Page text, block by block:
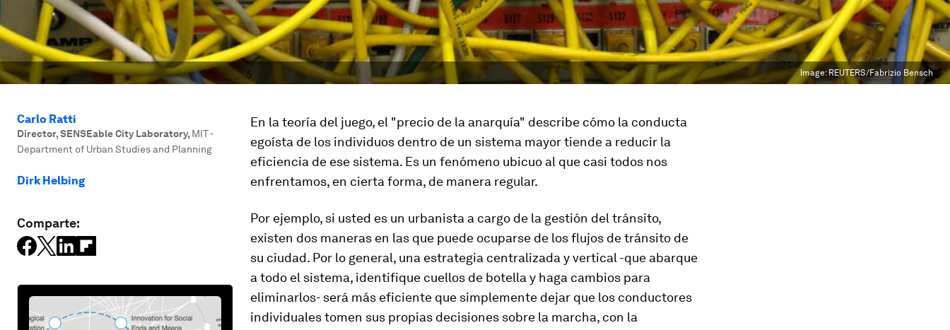
Image:REUTERS/Fabrizio Bensch
Carlo Ratti
Director, SENSEable City Laboratory, MIT -
Department of Urban Studies and Planning
Dirk Helbing
Comparte:
En la teoría del juego, el "precio de la anarquía" describe cómo la conducta
egoísta de los individuos dentro de un sistema mayor tiende a reducir la
eficiencia de ese sistema. Es un fenómeno ubicuo al que casi todos nos
enfrentamos, en cierta forma, de manera regular.
Por ejemplo, si usted es un urbanista a cargo de la gestión del tránsito,
existen dos maneras en las que puede ocuparse de los flujos de tránsito de
su ciudad. Por lo general, una estrategia centralizada y vertical -que abarque
a todo el sistema, identifique cuellos de botella y haga cambios para
eliminarlos- será más eficiente que simplemente dejar que los conductores
individuales tomen sus propias decisiones sobre la marcha, con la